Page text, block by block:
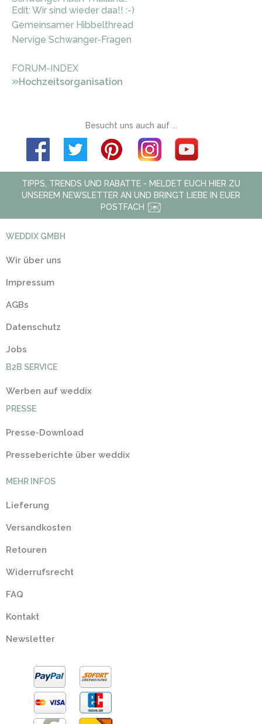
Edit: Wir sind wieder daa!! :-)
Gemeinsamer Hibbelthread
Nervige Schwanger-Fragen
FORUM-INDEX
»Hochzeitsorganisation
Besucht uns auch auf ...
TIPPS, TRENDS UND RABATTE - MELDET EUCH HIER ZU
UNSEREM NEWSLETTER AN UND BRINGT LIEBE IN EUER
POSTFACH
WEDDIX GMBH
Wir über uns
Impressum
AGBs
Datenschutz
Jobs
B2B SERVICE
Werben auf weddix
PRESSE
Presse-Download
Presseberichte über weddix
MEHR INFOS
Lieferung
Versandkosten
Retouren
Widerrufsrecht
FAQ
Kontakt
Newsletter